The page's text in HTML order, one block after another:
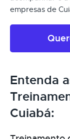
empresas de
Entenda
Cuiabá: